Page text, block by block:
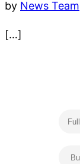
by News Team
[…]